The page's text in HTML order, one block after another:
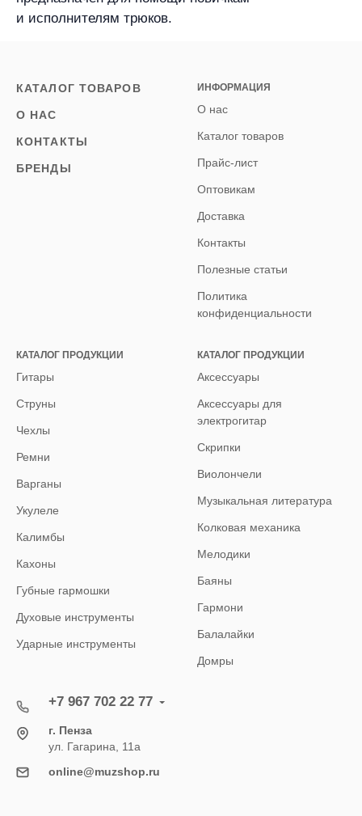
и исполнителям трюков.
КАТАЛОГ ТОВАРОВ
О НАС
КОНТАКТЫ
БРЕНДЫ
ИНФОРМАЦИЯ
О нас
Каталог товаров
Прайс-лист
Оптовикам
Доставка
Контакты
Полезные статьи
Политика
конфиденциальности
КАТАЛОГ ПРОДУКЦИИ
Гитары
Струны
Чехлы
Ремни
Варганы
Укулеле
Калимбы
Кахоны
Губные гармошки
Духовые инструменты
Ударные инструменты
КАТАЛОГ ПРОДУКЦИИ
Аксессуары
Аксессуары для
электрогитар
Скрипки
Виолончели
Музыкальная литература
Колковая механика
Мелодики
Баяны
Гармони
Балалайки
Домры
+7 967 702 22 77
г. Пенза
ул. Гагарина, 11а
online@muzshop.ru